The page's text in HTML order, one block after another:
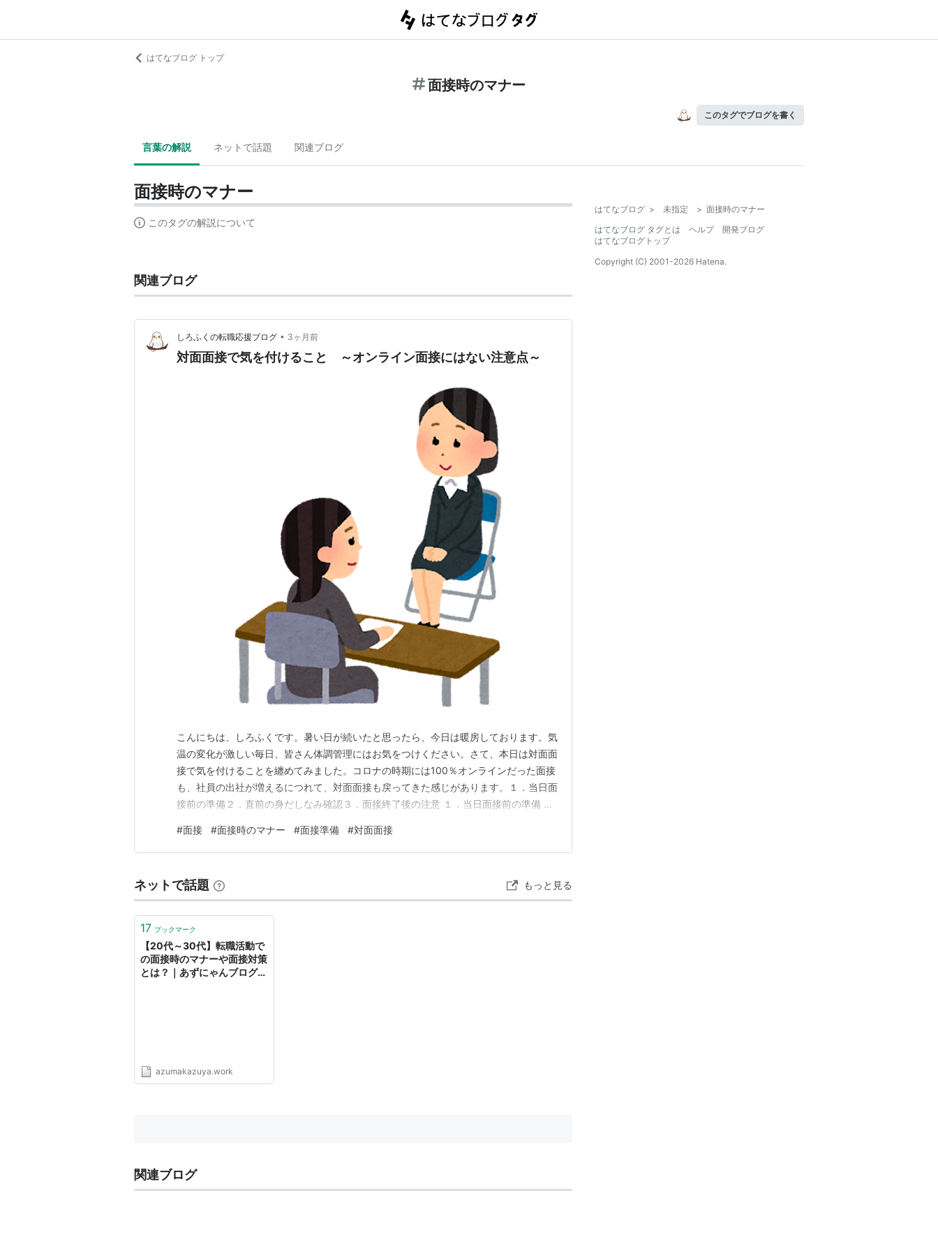
はてなブログ トップ
面接時のマナー
このタグでブログを書く
言葉の解説 ネットで話題 関連ブログ
面接時のマナー
このタグの解説について
関連ブログ
しろふくの転職応援ブログ • 3ヶ月前
対面面接で気を付けること ～オンライン面接にはない注意点～
こんにちは、しろふくです。暑い日が続いたと思ったら、今日は暖房しております。気
温の変化が激しい毎日、皆さん体調管理にはお気をつけください。さて、本日は対面面
接で気を付けることを纏めてみました。コロナの時期には100％オンラインだった面接
も、社員の出社が増えるにつれて、対面面接も戻ってきた感じがあります。１．当日面
接前の準備２．直前の身だしなみ確認３．面接終了後の注意 １．当日面接前の準備 緊
番号であることが多いです。対面面接の場合、こちらが本当に重要となります。緊急連
絡でいただくNo.1は「遅刻します」です。電車が遅…
#面接 #面接時のマナー #面接準備 #対面面接
ネットで話題 もっと見る
17 ブックマーク
【20代～30代】転職活動で
の面接時のマナーや面接対策
とは？｜あずにゃんブログ！
azumakazuya.work
関連ブログ
はてなブログ > 未指定 > 面接時のマナー
はてなブログ タグとは
ヘルプ
開発ブログ
はてなブログトップ
Copyright (C) 2001-2026 Hatena.